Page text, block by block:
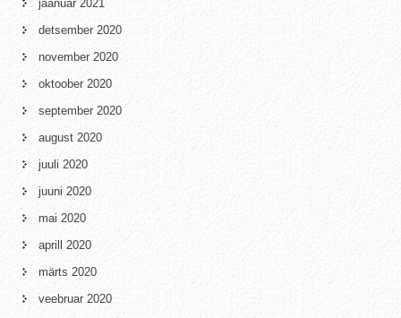
jaanuar 2021
detsember 2020
november 2020
oktoober 2020
september 2020
august 2020
juuli 2020
juuni 2020
mai 2020
aprill 2020
märts 2020
veebruar 2020